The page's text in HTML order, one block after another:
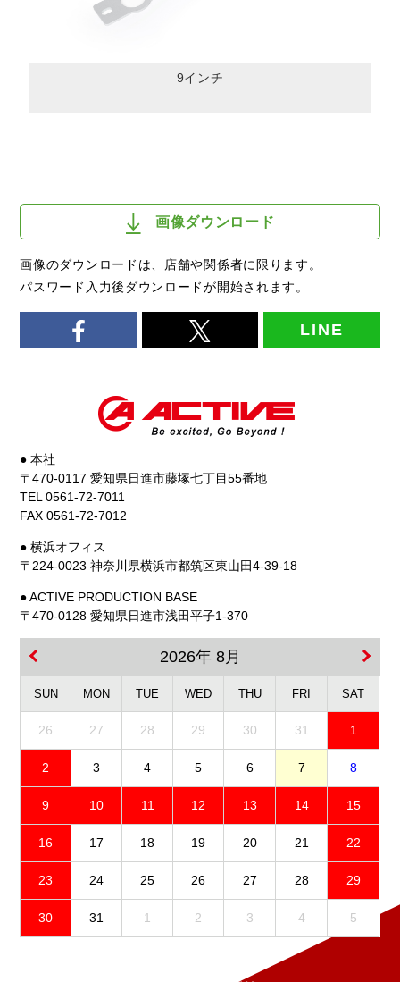
9インチ
画像ダウンロード
画像のダウンロードは、店舗や関係者に限ります。
パスワード入力後ダウンロードが開始されます。
LINE
● 本社
〒470-0117 愛知県日進市藤塚七丁目55番地
TEL 0561-72-7011
FAX 0561-72-7012
● 横浜オフィス
〒224-0023 神奈川県横浜市都筑区東山田4-39-18
● ACTIVE PRODUCTION BASE
〒470-0128 愛知県日進市浅田平子1-370
2026年 8月
SUN MON TUE WED THU FRI SAT
26 27 28 29 30 31 1
2 3 4 5 6 7 8
9 10 11 12 13 14 15
16 17 18 19 20 21 22
23 24 25 26 27 28 29
30 31 1 2 3 4 5